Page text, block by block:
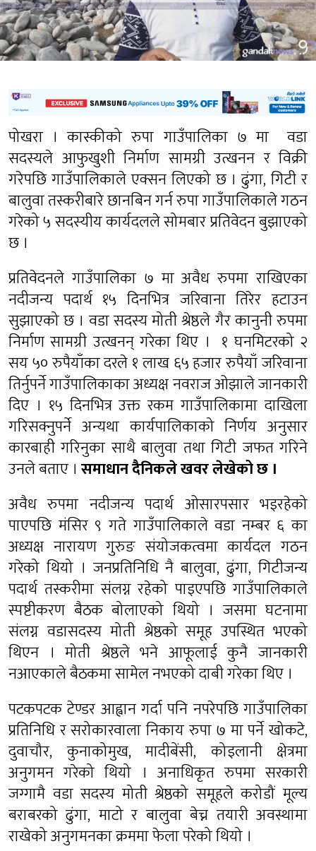
पोखरा । कास्कीको रुपा गाउँपालिका ७ मा वडा
सदस्यले आफुखुशी निर्माण सामग्री उत्खनन र विक्री
गरेपछि गाउँपालिकाले एक्सन लिएको छ । ढुंगा, गिटी र
बालुवा तस्करीबारे छानबिन गर्न रुपा गाउँपालिकाले गठन
गरेको ५ सदस्यीय कार्यदलले सोमबार प्रतिवेदन बुझाएको
छ ।
प्रतिवेदनले गाउँपालिका ७ मा अवैध रुपमा राखिएका
नदीजन्य पदार्थ १५ दिनभित्र जरिवाना तिरेर हटाउन
सुझाएको छ । वडा सदस्य मोती श्रेष्ठले गैर कानुनी रुपमा
निर्माण सामग्री उत्खनन् गरेका थिए । १ घनमिटरको २
सय ५० रुपैयाँका दरले १ लाख ६५ हजार रुपैयाँ जरिवाना
तिर्नुपर्ने गाउँपालिकाका अध्यक्ष नवराज ओझाले जानकारी
दिए । १५ दिनभित्र उक्त रकम गाउँपालिकामा दाखिला
गरिसक्नुपर्ने अन्यथा कार्यपालिकाको निर्णय अनुसार
कारबाही गरिनुका साथै बालुवा तथा गिटी जफत गरिने
उनले बताए । समाधान दैनिकले खवर लेखेको छ ।
अवैध रुपमा नदीजन्य पदार्थ ओसारपसार भइरहेको
पाएपछि मंसिर ९ गते गाउँपालिकाले वडा नम्बर ६ का
अध्यक्ष नारायण गुरुङ संयोजकत्वमा कार्यदल गठन
गरेको थियो । जनप्रतिनिधि नै बालुवा, ढुंगा, गिटीजन्य
पदार्थ तस्करीमा संलग्न रहेको पाइएपछि गाउँपालिकाले
स्पष्टीकरण बैठक बोलाएको थियो । जसमा घटनामा
संलग्न वडासदस्य मोती श्रेष्ठको समूह उपस्थित भएको
थिएन । मोती श्रेष्ठले भने आफूलाई कुनै जानकारी
नआएकाले बैठकमा सामेल नभएको दाबी गरेका थिए ।
पटकपटक टेण्डर आह्वान गर्दा पनि नपरेपछि गाउँपालिका
प्रतिनिधि र सरोकारवाला निकाय रुपा ७ मा पर्ने खोकटे,
दुवाचौर, कुनाकोमुख, मादीबेंसी, कोइलानी क्षेत्रमा
अनुगमन गरेको थियो । अनाधिकृत रुपमा सरकारी
जग्गामै वडा सदस्य मोती श्रेष्ठको समूहले करोडौं मूल्य
बराबरको ढुंगा, माटो र बालुवा बेच्न तयारी अवस्थामा
राखेको अनुगमनका क्रममा फेला परेको थियो ।